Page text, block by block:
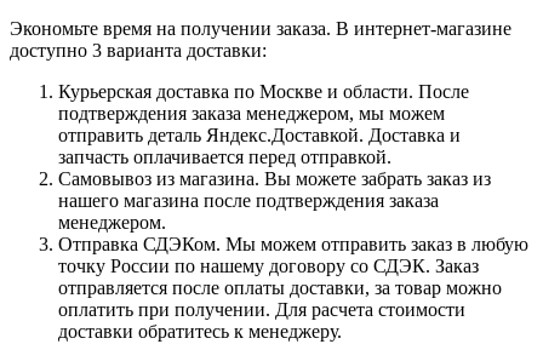
Экономьте время на получении заказа. В интернет-магазине
доступно 3 варианта доставки:
Курьерская доставка по Москве и области. После
подтверждения заказа менеджером, мы можем
отправить деталь Яндекс.Доставкой. Доставка и
запчасть оплачивается перед отправкой.
Самовывоз из магазина. Вы можете забрать заказ из
нашего магазина после подтверждения заказа
менеджером.
Отправка СДЭКом. Мы можем отправить заказ в любую
точку России по нашему договору со СДЭК. Заказ
отправляется после оплаты доставки, за товар можно
оплатить при получении. Для расчета стоимости
доставки обратитесь к менеджеру.